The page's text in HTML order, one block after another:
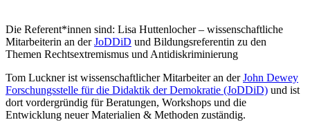
Die Referent*innen sind: Lisa Huttenlocher – wissenschaftliche
Mitarbeiterin an derJoDDiD und Bildungsreferentin zu den
Themen Rechtsextremismus und Antidiskriminierung
Tom Luckner ist wissenschaftlicher Mitarbeiter an derJohn Dewey
Forschungsstelle für die Didaktik der Demokratie (JoDDiD) und ist
dort vordergründig für Beratungen, Workshops und die
Entwicklung neuer Materialien & Methoden zuständig.